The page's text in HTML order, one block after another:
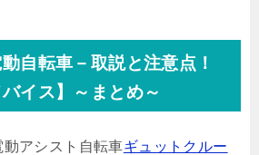
自転車－取説と注意点！
バイス】～まとめ～
アシスト自転車ギュットクルー